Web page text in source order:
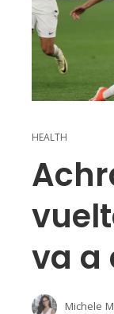
HEALTH
va a
Michele